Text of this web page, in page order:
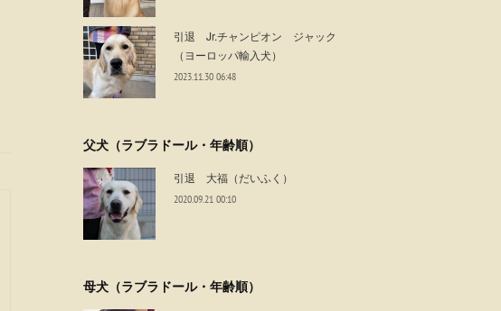
引退 Jr.チャンピオン ジャック
（ヨーロッパ輸入犬）
2023.11.30 06:48
父犬（ラブラドール・年齢順）
引退 大福（だいふく）
2020.09.21 00:10
母犬（ラブラドール・年齢順）